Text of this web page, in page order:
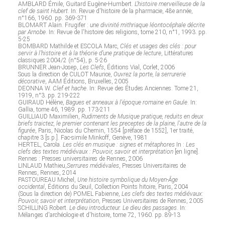
AMBLARD Émile, Guitard Eugène-Humbert. L'histoire merveilleuse de la
clef de saint Hubert. In: Revue d'histoire de la pharmacie, 48e année,
n°166, 1960. pp. 369-371
BLOMART Alain. Frugifer : une divinité mithriaque léontocéphale décrite
par Arnobe. In: Revue de l'histoire des religions, tome 210, n°1, 1993. pp.
5-25
BOMBARD Mathilde et ESCOLA Marc, Clés et usages des clés : pour
servir à l’histoire et à la théorie d’une pratique de lecture, Littératures
classiques 2004/2 (n°54), p. 5-26
BRUNNER Jean-Josep, Les Clefs, Éditions Vial, Corlet, 2006
Sous la direction de CULOT Maurice, Ouvrez la porte, la serrurerie
décorative, AAM Éditions, Bruxelles, 2005
DEONNA W. Clef et hache. In: Revue des Études Anciennes. Tome 21,
1919, n°3. pp. 219-222
GUIRAUD Hélène, Bagues et anneaux à l'époque romaine en Gaule. In:
Gallia, tome 46, 1989. pp. 173-211
GUILLIAUD Maximilien, Rudiments de Musique pratique, reduits en deux
briefs traictez, le premier contenant les preceptes de la plaine, l'autre de la
figurée, Paris, Nicolas du Chemin, 1554 [préface de 1552], 1er traité,
chapitre 3 [s.p.]. Fac-simile Minkoff, Genève, 1981
HERTEL, Carola. Les clés en musique : signes et métaphores In : Les
clefs des textes médiévaux : Pouvoir, savoir et interprétation [en ligne].
Rennes : Presses universitaires de Rennes, 2006
LINLAUD Mathieu,Serrures médiévales, Presses Universitaires de
Rennes, Rennes, 2014
PASTOUREAU Michel, Une histoire symbolique du Moyen-Âge
occidental, Éditions du Seuil, Collection Points hitoire, Paris, 2004
(Sous la direction de) POMEL Fabienne, Les clefs des textes médiévaux:
Pouvoir, savoir et interprétation, Presses Universitaires de Rennes, 2005
SCHILLING Robert. Le dieu introducteur. Le dieu des passages. In:
Mélanges d'archéologie et d'histoire, tome 72, 1960. pp. 89-13